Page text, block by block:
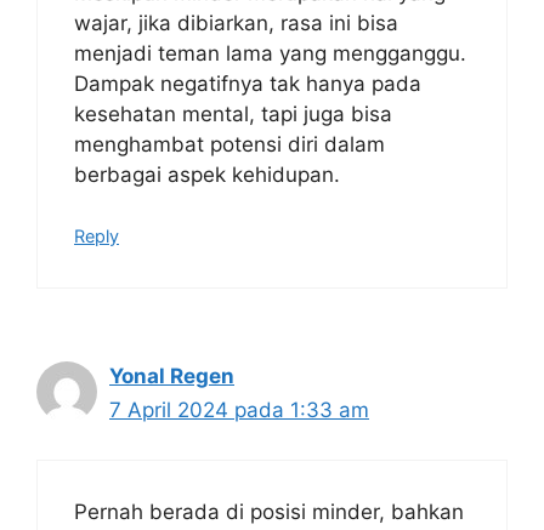
wajar, jika dibiarkan, rasa ini bisa
menjadi teman lama yang mengganggu.
Dampak negatifnya tak hanya pada
kesehatan mental, tapi juga bisa
menghambat potensi diri dalam
berbagai aspek kehidupan.
Reply
Yonal Regen
7 April 2024 pada 1:33 am
Pernah berada di posisi minder, bahkan